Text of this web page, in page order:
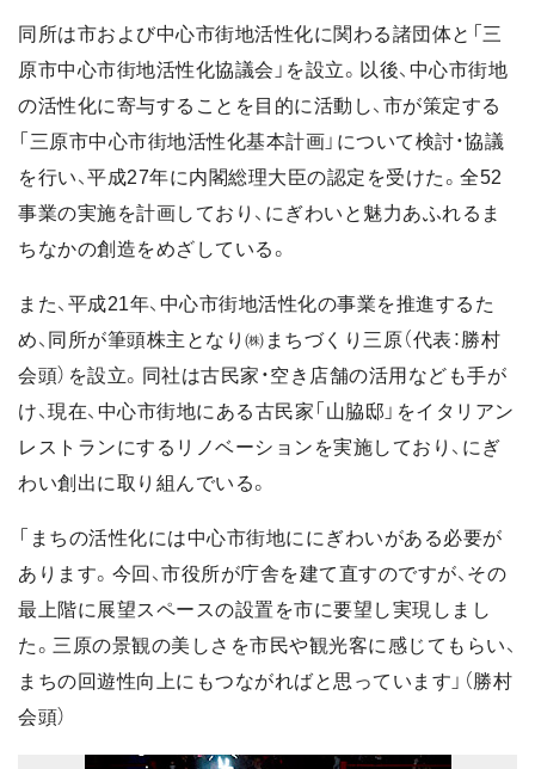
同所は市および中心市街地活性化に関わる諸団体と「三
原市中心市街地活性化協議会」を設立。以後、中心市街地
の活性化に寄与することを目的に活動し、市が策定する
「三原市中心市街地活性化基本計画」について検討・協議
を行い、平成27年に内閣総理大臣の認定を受けた。全52
事業の実施を計画しており、にぎわいと魅力あふれるま
ちなかの創造をめざしている。
また、平成21年、中心市街地活性化の事業を推進するた
め、同所が筆頭株主となり㈱まちづくり三原（代表：勝村
会頭）を設立。同社は古民家・空き店舗の活用なども手が
け、現在、中心市街地にある古民家「山脇邸」をイタリアン
レストランにするリノベーションを実施しており、にぎ
わい創出に取り組んでいる。
「まちの活性化には中心市街地ににぎわいがある必要が
あります。今回、市役所が庁舎を建て直すのですが、その
最上階に展望スペースの設置を市に要望し実現しまし
た。三原の景観の美しさを市民や観光客に感じてもらい、
まちの回遊性向上にもつながればと思っています」（勝村
会頭）